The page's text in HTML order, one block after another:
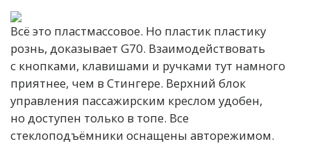
Всё это пластмассовое. Но пластик пластику
рознь, доказывает G70. Взаимодействовать
с кнопками, клавишами и ручками тут намного
приятнее, чем в Стингере. Верхний блок
управления пассажирским креслом удобен,
но доступен только в топе. Все
стеклоподъёмники оснащены авторежимом.